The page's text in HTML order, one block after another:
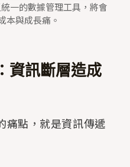
一的數據管理工具，將會
本與成長痛。
資訊斷層造成
痛點，就是資訊傳遞